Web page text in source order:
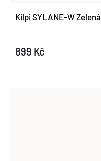
D
K
O
D
Kilpi SYLANE-W Zelená
899 Kč